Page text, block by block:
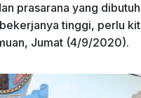
prasarana yang
tinggi, perlu
Jumat (4/9/2020).